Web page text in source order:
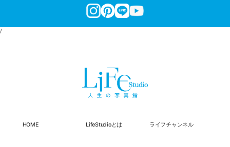
/
HOME LifeStudioとは ライフチャンネル